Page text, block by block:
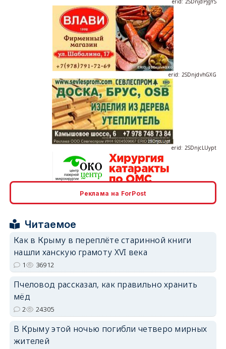
erid: 2SDnjdvhGXG
Реклама на ForPost
Читаемое
Как в Крыму в переплёте старинной книги
нашли ханскую грамоту XVI века
1 36912
Пчеловод рассказал, как правильно хранить
мёд
2 24305
В Крыму этой ночью погибли четверо мирных
жителей